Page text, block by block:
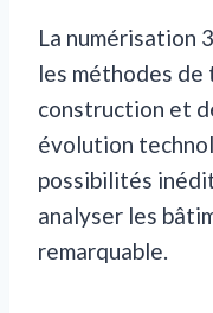
La numérisation
les méthodes de
construction et
évolution
possibilités
analyser les
remarquable.